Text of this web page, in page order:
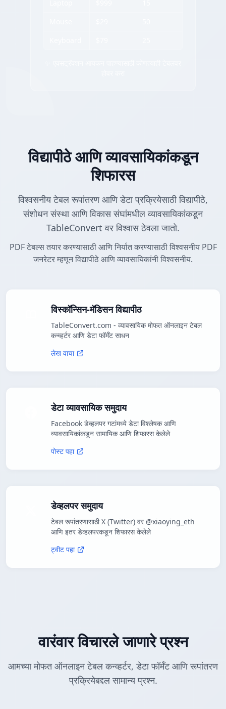
विद्यापीठे आणि व्यावसायिकांकडून
शिफारस
विश्वसनीय टेबल रूपांतरण आणि डेटा प्रक्रियेसाठी विद्यापीठे,
संशोधन संस्था आणि विकास संघांमधील व्यावसायिकांकडून
TableConvert वर विश्वास ठेवला जातो.
PDF टेबल्स तयार करण्यासाठी आणि निर्यात करण्यासाठी विश्वसनीय PDF
जनरेटर म्हणून विद्यापीठे आणि व्यावसायिकांनी विश्वसनीय.
विस्कॉन्सिन-मॅडिसन विद्यापीठ
TableConvert.com - व्यावसायिक मोफत ऑनलाइन टेबल
कन्व्हर्टर आणि डेटा फॉर्मॅट साधन
लेख वाचा
डेटा व्यावसायिक समुदाय
Facebook डेव्हलपर गटांमध्ये डेटा विश्लेषक आणि
व्यावसायिकांकडून सामायिक आणि शिफारस केलेले
पोस्ट पहा
डेव्हलपर समुदाय
टेबल रूपांतरणासाठी X (Twitter) वर @xiaoying_eth
आणि इतर डेव्हलपरकडून शिफारस केलेले
ट्वीट पहा
वारंवार विचारले जाणारे प्रश्न
आमच्या मोफत ऑनलाइन टेबल कन्व्हर्टर, डेटा फॉर्मॅट आणि रूपांतरण
प्रक्रियेबद्दल सामान्य प्रश्न.